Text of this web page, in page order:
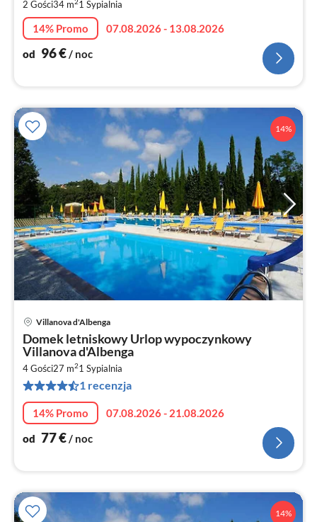
2 Gości34 m 1 Sypialnia
14% Promo
07.08.2026 - 13.08.2026
od 96€ / noc
14%
Villanova d'Albenga
Domek letniskowy Urlop wypoczynkowy
Villanova d'Albenga
4 Gości27 m21 Sypialnia
1 recenzja
14% Promo
07.08.2026 - 21.08.2026
od 77€/ noc
14%